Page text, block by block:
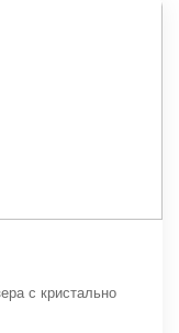
с кристально